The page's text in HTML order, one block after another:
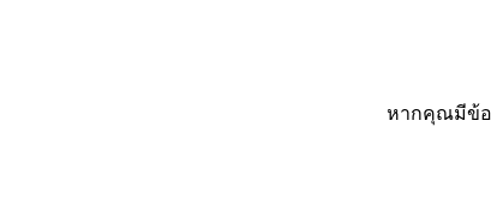
หากคุณมีข้อ